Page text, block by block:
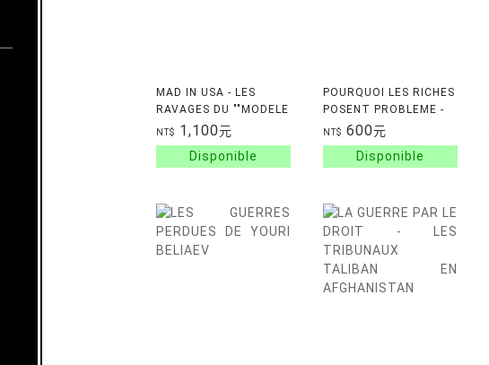
MAD IN USA - LES
RAVAGES DU ""MODELE
AMERICAIN
NT$ 1,100元
POURQUOI LES RICHES
POSENT PROBLEME -
20 IDEES RECUES SUR
LES INEGALITES
NT$ 600元